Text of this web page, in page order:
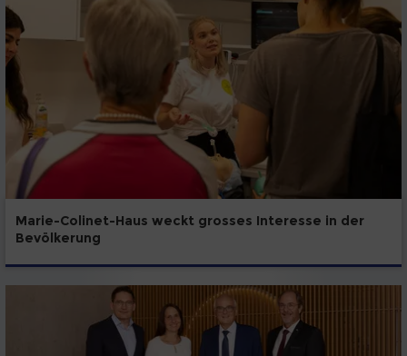
Marie-Colinet-Haus weckt grosses Interesse in der
Bevölkerung